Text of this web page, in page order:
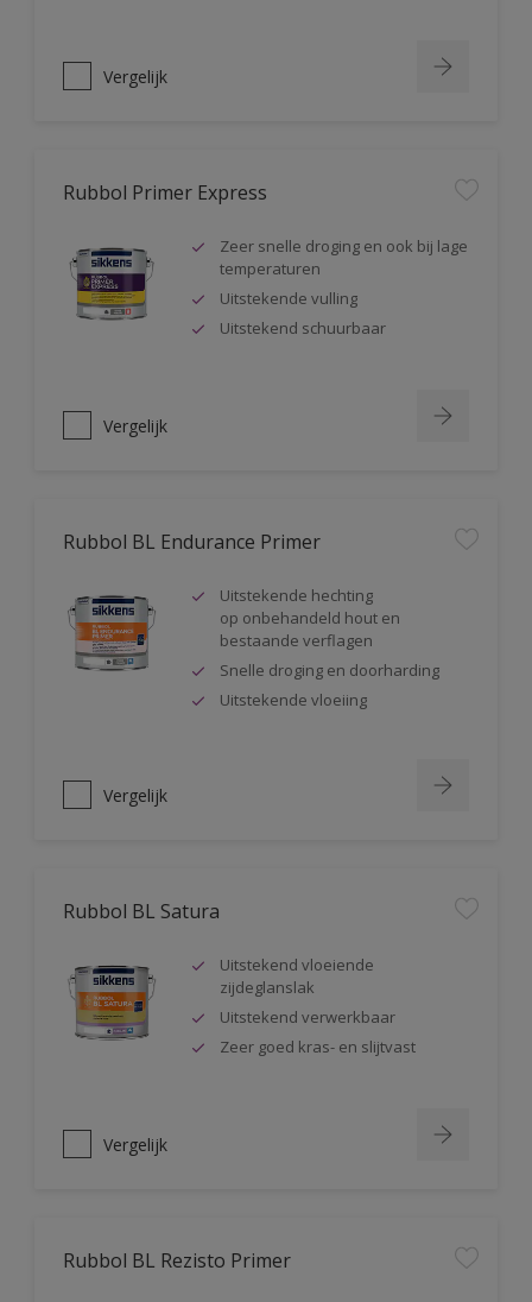
Vergelijk
Rubbol Primer Express
Zeer snelle droging en ook bij lage
temperaturen
Uitstekende vulling
Uitstekend schuurbaar
Vergelijk
Rubbol BL Endurance Primer
Uitstekende hechting
op onbehandeld hout en
bestaande verflagen
Snelle droging en doorharding
Uitstekende vloeiing
Vergelijk
Rubbol BL Satura
Uitstekend vloeiende
zijdeglanslak
Uitstekend verwerkbaar
Zeer goed kras- en slijtvast
Vergelijk
Rubbol BL Rezisto Primer